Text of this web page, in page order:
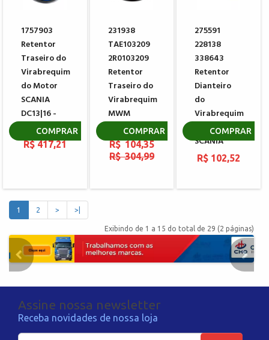
1757903
Retentor
Traseiro do
Virabrequim
do Motor
SCANIA
DC13|16 -
EURO 5
R$ 417,21
COMPRAR
231938
TAE103209
2R0103209
Retentor
Traseiro do
Virabrequim
MWM
904960651301
R$ 104,35
R$ 304,99
COMPRAR
275591
228138
338643
Retentor
Dianteiro
do
Virabrequim
do Motor
SCANIA
R$ 102,52
COMPRAR
1 2 > >|
Exibindo de 1 a 15 do total de 29 (2 páginas)
Assine nossa newsletter
Receba novidades de nossa loja